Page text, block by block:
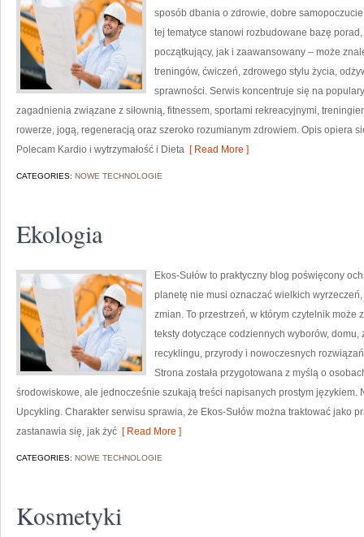
sposób dbania o zdrowie, dobre
tej tematyce stanowi rozbudowane bazę
początkujący, jak i zaawansowany – może
treningów, ćwiczeń, zdrowego stylu życia,
sprawności. Serwis koncentruje się na
zagadnienia związane z siłownią, fitnessem, sportami rekreacyjnymi,
rowerze, jogą, regeneracją oraz szeroko rozumianym zdrowiem. Opis opiera
Polecam Kardio i wytrzymałość i Dieta [ Read More ]
CATEGORIES: NOWE TECHNOLOGIE
Ekologia
Ekos-Sułów to praktyczny blog poświęcony
planetę nie musi oznaczać wielkich
zmian. To przestrzeń, w którym czytelnik może
teksty dotyczące codziennych wyborów,
recyklingu, przyrody i nowoczesnych
Strona została przygotowana z myślą o
środowiskowe, ale jednocześnie szukają treści napisanych prostym językiem.
Upcykling. Charakter serwisu sprawia, że Ekos-Sułów można traktować jako
zastanawia się, jak żyć [ Read More ]
CATEGORIES: NOWE TECHNOLOGIE
Kosmetyki